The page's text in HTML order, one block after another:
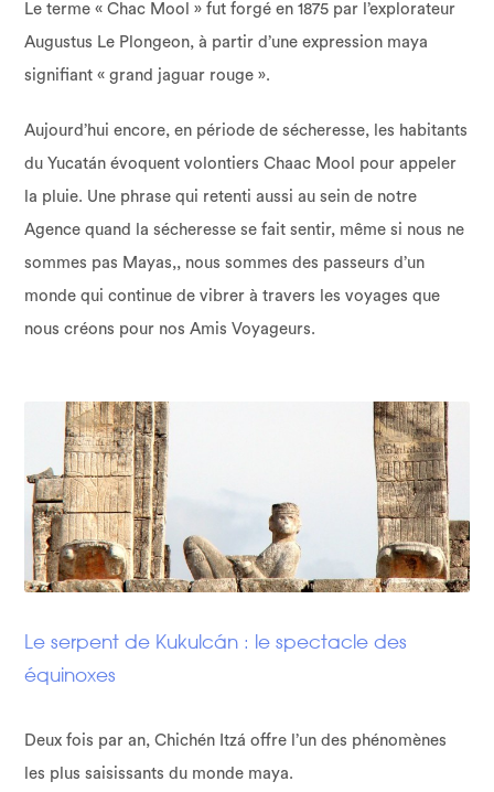
Le terme « Chac Mool » fut forgé en 1875 par l’explorateur
Augustus Le Plongeon, à partir d’une expression maya
signifiant « grand jaguar rouge ».
Aujourd’hui encore, en période de sécheresse, les habitants
du Yucatán évoquent volontiers Chaac Mool pour appeler
la pluie. Une phrase qui retenti aussi au sein de notre
Agence quand la sécheresse se fait sentir, même si nous ne
sommes pas Mayas,, nous sommes des passeurs d’un
monde qui continue de vibrer à travers les voyages que
nous créons pour nos Amis Voyageurs.
Le serpent de Kukulcán : le spectacle des
équinoxes
Deux fois par an, Chichén Itzá offre l’un des phénomènes
les plus saisissants du monde maya.